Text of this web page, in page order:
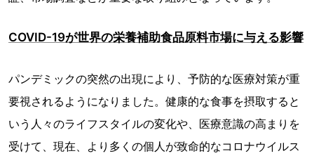
COVID-19が世界の栄養補助食品原料市場に与える影響
パンデミックの突然の出現により、予防的な医療対策が重
要視されるようになりました。健康的な食事を摂取すると
いう人々のライフスタイルの変化や、医療意識の高まりを
受けて、現在、より多くの個人が致命的なコロナウイルス